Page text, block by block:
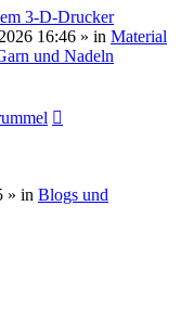
3-D-Drucker
16:46 » in Material
und Nadeln
» in Blogs und